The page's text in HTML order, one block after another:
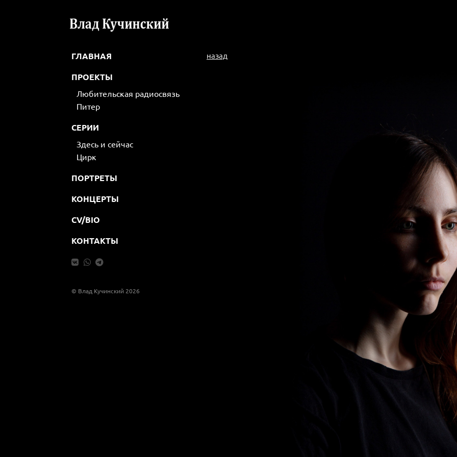
ГЛАВНАЯ
ПРОЕКТЫ
Любительская радиосвязь
Питер
СЕРИИ
Здесь и сейчас
Цирк
ПОРТРЕТЫ
КОНЦЕРТЫ
CV/BIO
КОНТАКТЫ
© Влад Кучинский 2026
назад